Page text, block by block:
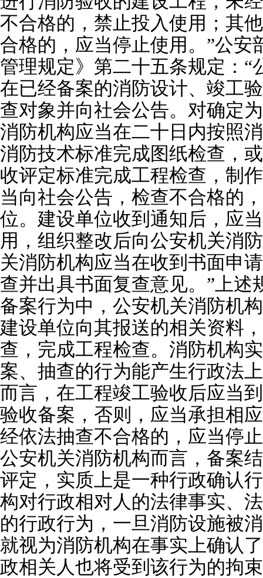
不合格的，禁止投入使用；其
合格的，应当停止使用。”公安
管理规定》第二十五条规定：“
在已经备案的消防设计、竣工
查对象并向社会公告。对确定
消防机构应当在二十日内按照
消防技术标准完成图纸检查，
收评定标准完成工程检查，制
当向社会公告，检查不合格的
位。建设单位收到通知后，应
用，组织整改后向公安机关消
关消防机构应当在收到书面申
查并出具书面复查意见。”上述
备案行为中，公安机关消防机
建设单位向其报送的相关资料
查，完成工程检查。消防机构
案、抽查的行为能产生行政法
而言，在工程竣工验收后应当
验收备案，否则，应当承担相
经依法抽查不合格的，应当停
公安机关消防机构而言，备案
评定，实质上是一种行政确认
构对行政相对人的法律事实、
的行政行为，一旦消防设施被
就视为消防机构在事实上确认
政相关人也将受到该行为的拘